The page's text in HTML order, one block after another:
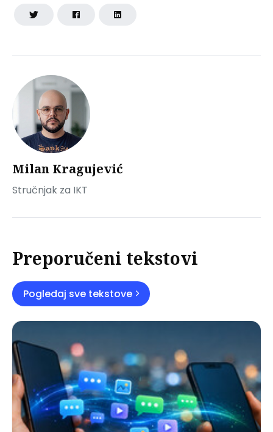
Milan Kragujević
Stručnjak za IKT
Preporučeni tekstovi
Pogledaj sve tekstove